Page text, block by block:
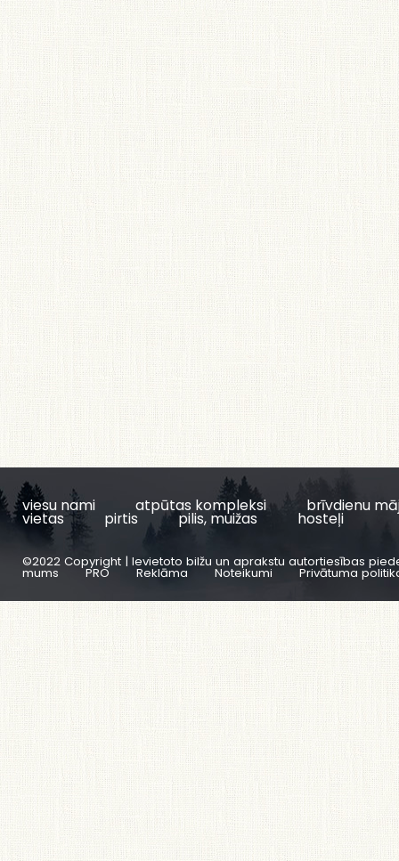
viesu nami atpūtas kompleksi brīvdienu
vietas pirtis pilis, muižas hosteļi
©2022 Copyright | Ievietoto bilžu un aprakstu autortiesības
mums PRO Reklāma Noteikumi Privātuma